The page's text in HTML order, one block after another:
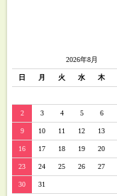
2026年8月
日 月 火 水 木
2 3 4 5 6
9 10 11 12 13
16 17 18 19 20
23 24 25 26 27
30 31